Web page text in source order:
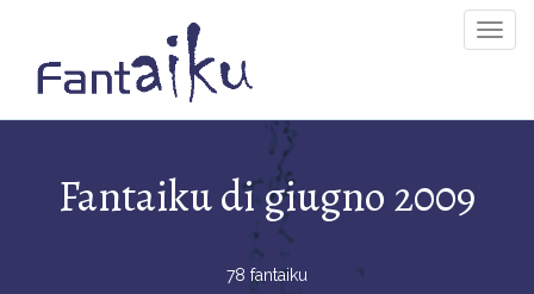
Fantaiku di giugno 2009
78 fantaiku